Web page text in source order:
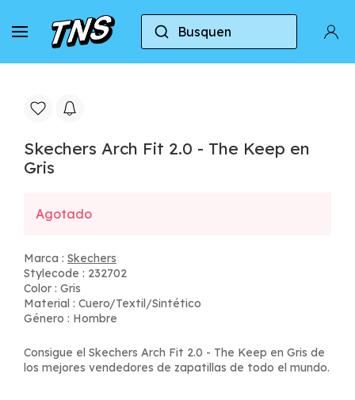
Busquen
Casa Skechers Skechers Arch Fit 2.0 - The
Skechers Arch Fit 2.0 - The Keep en
Gris
Agotado
Marca : Skechers
Stylecode : 232702
Color : Gris
Material : Cuero/Textil/Sintético
Género : Hombre
Consigue el Skechers Arch Fit 2.0 - The Keep en Gris de
los mejores vendedores de zapatillas de todo el mundo.